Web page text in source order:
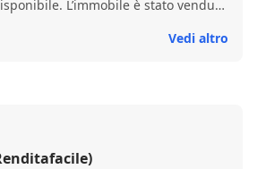
L’immobile è stato venduto
della compravendita con attenzione
Vedi altro